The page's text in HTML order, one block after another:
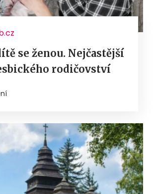
se ženou. Nejčastější
rodičovství